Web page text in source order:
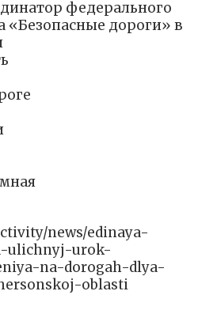
федерального
«Безопасные дороги» в
news/edinaya-
ulichnyj-urok-
na-dorogah-dlya-
oblasti